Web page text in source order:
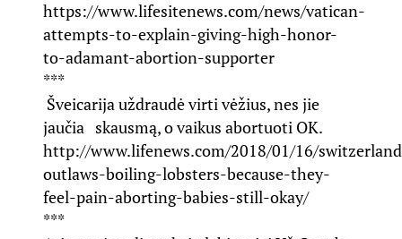
https://www.lifesitenews.com/news/vatican-
attempts-to-explain-giving-high-honor-
to-adamant-abortion-supporter
***
Šveicarija uždraudė virti vėžius, nes jie
jaučia skausmą, o vaikus abortuoti OK.
http://www.lifenews.com/2018/01/16/
outlaws-boiling-lobsters-because-they-
feel-pain-aborting-babies-still-okay/
***